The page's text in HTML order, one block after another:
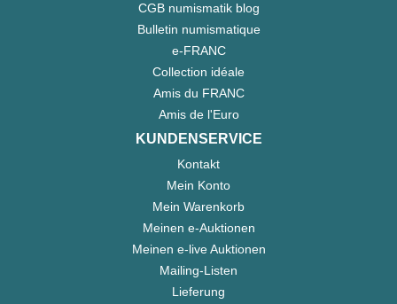
CGB numismatik blog
Bulletin numismatique
e-FRANC
Collection idéale
Amis du FRANC
Amis de l'Euro
KUNDENSERVICE
Kontakt
Mein Konto
Mein Warenkorb
Meinen e-Auktionen
Meinen e-live Auktionen
Mailing-Listen
Lieferung